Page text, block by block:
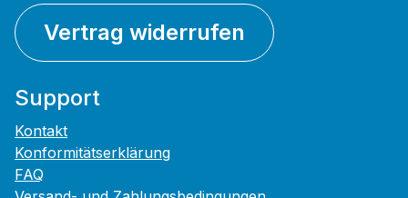
Vertrag widerrufen
Support
Kontakt
Konformitätserklärung
FAQ